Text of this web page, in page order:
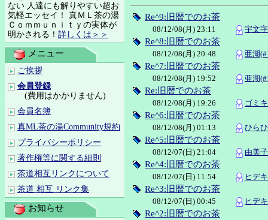
Re^9:旧暦でのお茶
08/12/08(月) 23:11 宇文
Re^8:旧暦でのお茶
08/12/08(月) 20:48 亜湖
Re^7:旧暦でのお茶
08/12/08(月) 19:52 亜湖
Re:旧暦でのお茶
08/12/08(月) 19:26 ゴミ
Re^6:旧暦でのお茶
08/12/08(月) 01:13 ひら
Re^5:旧暦でのお茶
08/12/07(日) 21:04 由美
Re^4:旧暦でのお茶
08/12/07(日) 11:54 ヒデ
Re^3:旧暦でのお茶
08/12/07(日) 00:45 ヒデ
Re^2:旧暦でのお茶
ない 人達にも解りやすい超お
気軽エッセイ！ 真ＭＬ茶の湯
Ｃｏｍｍｕｎｉｔｙの実体が
明かされる！ 詳しくは＞＞
メニュー
ご挨拶
会員登録
(費用はかかりません)
会員名簿
真ML茶の湯Community規約
プライバシーポリシー
著作権等に関する細則
茶道相互リンクについて
茶道 相互 リンク集
お知らせ